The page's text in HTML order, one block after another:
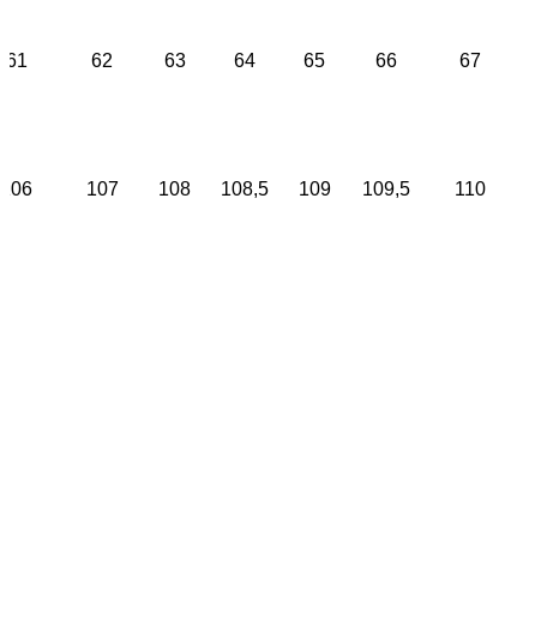
61 62 63 64 65 66 67
106 107 108 108,5 109 109,5 110